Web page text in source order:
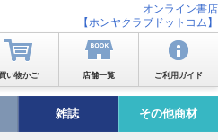
オンライン書店
【ホンヤクラブドットコム】
買い物かご 店舗一覧 ご利用ガイド
雑誌 その他商材